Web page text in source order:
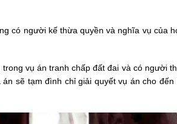
có người kế thừa quyền và nghĩa vụ của
vụ án tranh chấp đất đai và có người
sẽ tạm đình chỉ giải quyết vụ án cho